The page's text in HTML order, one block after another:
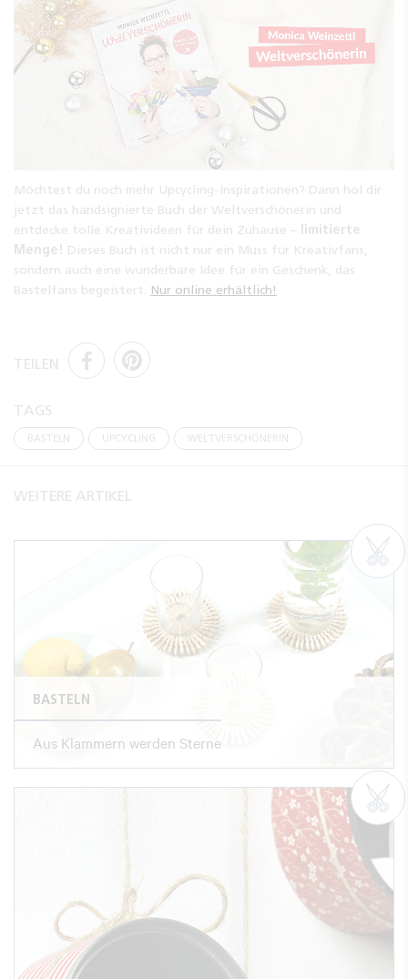
Möchtest du noch mehr Upcycling-Inspirationen? Dann hol dir
jetzt das handsignierte Buch der Weltverschönerin und
entdecke tolle Kreativideen für dein Zuhause – limitierte
Menge! Dieses Buch ist nicht nur ein Muss für Kreativfans,
sondern auch eine wunderbare Idee für ein Geschenk, das
Bastelfans begeistert.
Nur online erhältlich!
TEILEN
TAGS
BASTELN UPCYCLING WELTVERSCHÖNERIN
WEITERE ARTIKEL
BASTELN
Aus Klammern werden Sterne